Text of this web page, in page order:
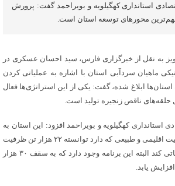
استانداری کهگیلویه و بویراحمد گفت: پرورش
محورهای توسعه استان است.
به نقل از خبرگزاری فارس، سید احسان عسکری در
ماهیان سردآبی استان با اشاره به عملیاتی کردن
ابلاغ شده، گفت: یکی از این استراتژی‌ها فعال
ناقص زنجیره تولید است.
استانداری کهگیلویه و بویراحمد افزود: این استان به
لحاظ برخورداری آب و ظرفیت اقلیمی و طبیعی که دارد توانسته ۲۲ هزار تن ظرفیت
تولید ماهیان قزل‌آلا را عملیاتی کند البته این برنامه وجود دارد که به سقف ۳۰ هزار
یابد.